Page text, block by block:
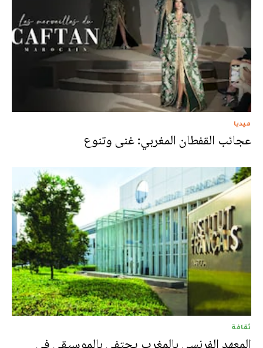
ميديا
عجائب القفطان المغربي: غنى وتنوع
ثقافة
المعهد الفرنسي بالمغرب يحتفي بالموسيقى في